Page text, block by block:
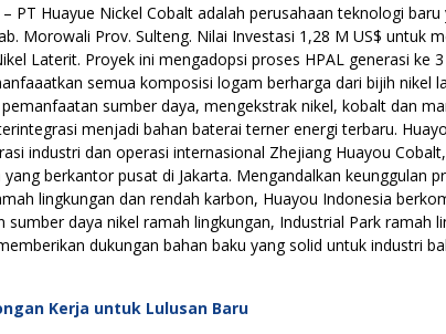
PT Huayue Nickel Cobalt adalah perusahaan teknologi baru
Morowali Prov. Sulteng. Nilai Investasi 1,28 M US$ untuk
Laterit. Proyek ini mengadopsi proses HPAL generasi ke
semua komposisi logam berharga dari bijih nikel
sumber daya, mengekstrak nikel, kobalt dan
menjadi bahan baterai terner energi terbaru.
industri dan operasi internasional Zhejiang Huayou
yang berkantor pusat di Jakarta. Mengandalkan keunggulan
lingkungan dan rendah karbon, Huayou Indonesia
sumber daya nikel ramah lingkungan, Industrial Park ramah
dukungan bahan baku yang solid untuk industri
Kerja untuk Lulusan Baru